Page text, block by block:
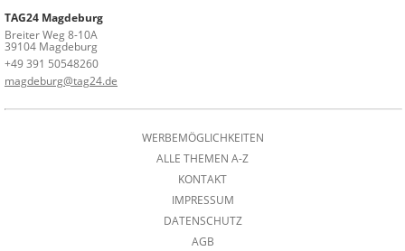
TAG24 Magdeburg
Breiter Weg 8-10A
39104 Magdeburg
+49 391 50548260
magdeburg@tag24.de
WERBEMÖGLICHKEITEN
ALLE THEMEN A-Z
KONTAKT
IMPRESSUM
DATENSCHUTZ
AGB